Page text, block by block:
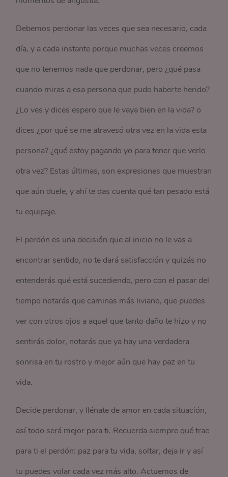
Debemos perdonar las veces que sea necesario, cada
día, y a cada instante porque muchas veces creemos
que no tenemos nada que perdonar, pero ¿qué pasa
cuando miras a esa persona que pudo haberte herido?
¿Lo ves y dices espero que le vaya bien en la vida? o
dices ¿por qué se me atravesó otra vez en la vida esta
persona? ¿qué estoy pagando yo para tener que verlo
otra vez? Estas últimas, son expresiones que muestran
que aún duele, y ahí te das cuenta qué tan pesado está
tu equipaje.
El perdón es una decisión que al inicio no le vas a
encontrar sentido, no te dará satisfacción y quizás no
entenderás qué está sucediendo, pero con el pasar del
tiempo notarás que caminas más liviano, que puedes
ver con otros ojos a aquel que tanto daño te hizo y no
sentirás dolor, notarás que ya hay una verdadera
sonrisa en tu rostro y mejor aún que hay paz en tu
vida.
Decide perdonar, y llénate de amor en cada situación,
así todo será mejor para ti. Recuerda siempre qué trae
para ti el perdón: paz para tu vida, soltar, deja ir y así
tu puedes volar cada vez más alto. Actuemos de